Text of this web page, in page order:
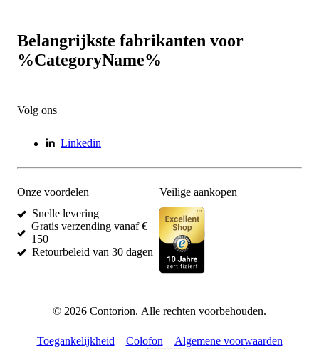
Belangrijkste fabrikanten voor
%CategoryName%
Volg ons
Linkedin
Onze voordelen
Snelle levering
Gratis verzending vanaf €
150
Retourbeleid van 30 dagen
Veilige aankopen
© 2026 Contorion. Alle rechten voorbehouden.
Toegankelijkheid Colofon
Algemene voorwaarden